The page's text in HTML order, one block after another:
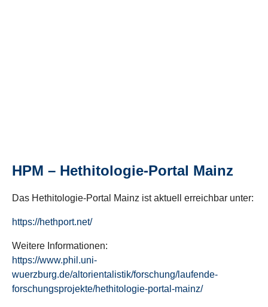
HPM – Hethitologie-Portal Mainz
Das Hethitologie-Portal Mainz ist aktuell erreichbar unter:
https://hethport.net/
Weitere Informationen:
https://www.phil.uni-
wuerzburg.de/altorientalistik/forschung/laufende-
forschungsprojekte/hethitologie-portal-mainz/